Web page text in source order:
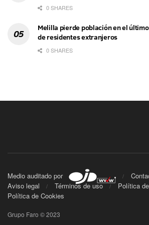
0 SHARES
Melilla pierde población en el
de residentes extranjeros
0 SHARES
Medio auditado por
Aviso legal
Términos de uso
Política
Política de Cookies
Grupo Faro © 2023